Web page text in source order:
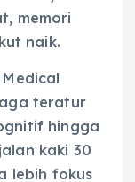
memori
naik.
teratur
hingga
kaki 30
lebih fokus